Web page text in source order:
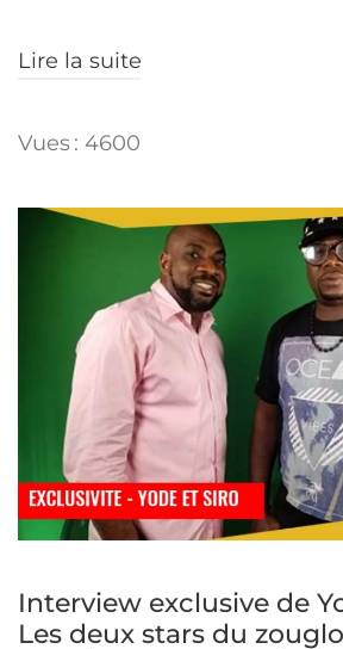
Lire la suite
Vues : 4600
Interview exclusive de
Les deux stars du